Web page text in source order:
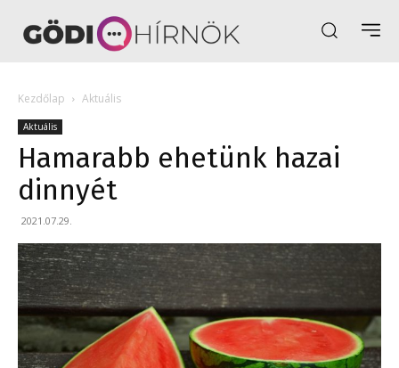
Kezdőlap Aktuális
Aktuális
Hamarabb ehetünk hazai
dinnyét
2021.07.29.